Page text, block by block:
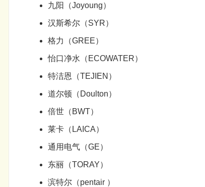
九阳（Joyoung）
汉斯希尔（SYR）
格力（GREE）
怡口净水（ECOWATER）
特洁恩（TEJIEN）
道尔顿（Doulton）
倍世（BWT）
莱卡（LAICA）
通用电气（GE）
东丽（TORAY）
滨特尔（pentair ）